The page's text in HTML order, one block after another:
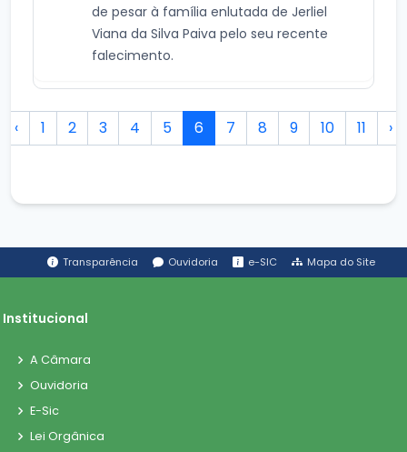
de pesar à família enlutada de Jerliel
Viana da Silva Paiva pelo seu recente
falecimento.
‹ 1 2 3 4 5 6 7 8 9 10 11 ›
Transparência Ouvidoria e-SIC Mapa do Site
Institucional
A Câmara
Ouvidoria
E-Sic
Lei Orgânica